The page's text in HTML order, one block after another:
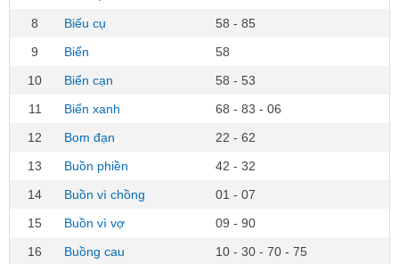
8
Biếu cụ
58 - 85
9
Biển
58
10
Biển cạn
58 - 53
11
Biển xanh
68 - 83 - 06
12
Bom đạn
22 - 62
13
Buồn phiền
42 - 32
14
Buồn vì chồng
01 - 07
15
Buồn vì vợ
09 - 90
16
Buồng cau
10 - 30 - 70 - 75